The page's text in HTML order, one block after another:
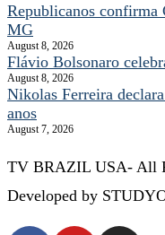
Republicanos confirma
MG
August 8, 2026
Flávio Bolsonaro
August 8, 2026
Nikolas Ferreira
anos
August 7, 2026
TV BRAZIL USA- All
Developed by